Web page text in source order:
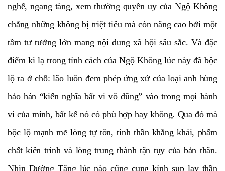
nghễ, ngang tàng, xem thường quyền uy của Ngộ Không
chẳng những không bị triệt tiêu mà còn nâng cao bởi một
tầm tư tưởng lớn mang nội dung xã hội sâu sắc. Và đặc
điểm kì lạ trong tính cách của Ngộ Không lúc này đã bộc
lộ ra ở chỗ: lão luôn đem phép ứng xử của loại anh hùng
hảo hán “kiến nghĩa bất vi vô dũng” vào trong mọi hành
vi của mình, bất kể nó có phù hợp hay không. Qua đó mà
bộc lộ mạnh mẽ lòng tự tôn, tinh thần khẳng khái, phẩm
chất kiên trinh và lòng trung thành tận tụy của bản thân.
Nhìn Đường Tăng lúc nào cũng cung kính sụp lạy thần